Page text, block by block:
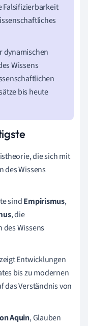
Falsifizierbarkeit
dynamischen
Wissens
bis heute
die sich mit
des Wissens
sindEmpirismus,
, die
Wissens
Entwicklungen
bis zu modernen
das Verständnis von
Aquin, Glauben